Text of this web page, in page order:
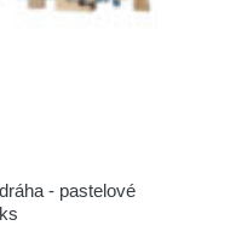
- pastelové